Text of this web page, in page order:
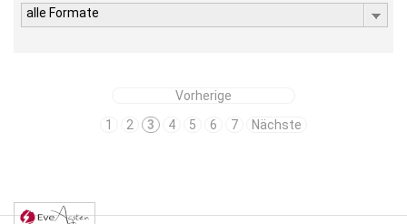
alle Formate
Vorherige
1
2 3 4 5 6 7 Nächste